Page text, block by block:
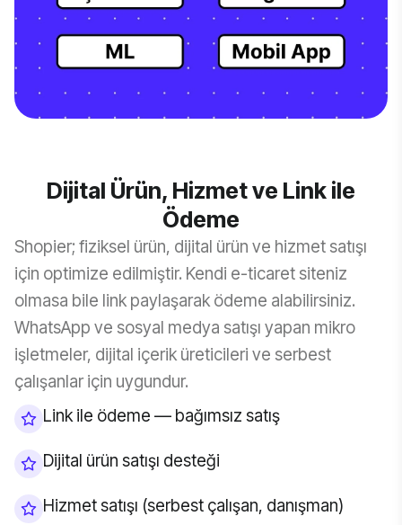
Dijital Ürün, Hizmet ve Link ile
Ödeme
Shopier; fiziksel ürün, dijital ürün ve hizmet satışı
için optimize edilmiştir. Kendi e-ticaret siteniz
olmasa bile link paylaşarak ödeme alabilirsiniz.
WhatsApp ve sosyal medya satışı yapan mikro
işletmeler, dijital içerik üreticileri ve serbest
çalışanlar için uygundur.
Link ile ödeme — bağımsız satış
Dijital ürün satışı desteği
Hizmet satışı (serbest çalışan, danışman)